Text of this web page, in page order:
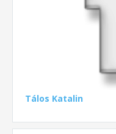
Tálos Katalin